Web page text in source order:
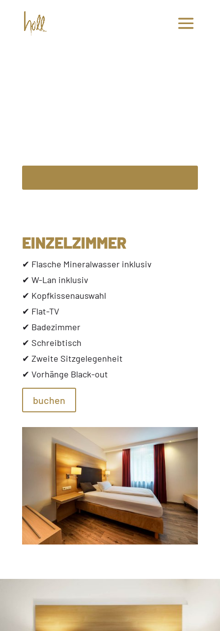
EINZELZIMMER
✔︎ Flasche Mineralwasser inklusiv
✔︎ W-Lan inklusiv
✔︎ Kopfkissenauswahl
✔︎ Flat-TV
✔︎ Badezimmer
✔︎ Schreibtisch
✔︎ Zweite Sitzgelegenheit
✔︎ Vorhänge Black-out
buchen